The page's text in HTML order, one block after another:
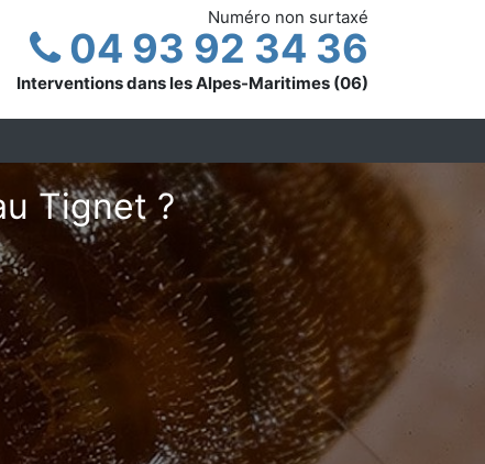
Numéro non surtaxé
04 93 92 34 36
Interventions dans les Alpes-Maritimes (06)
Tignet ?